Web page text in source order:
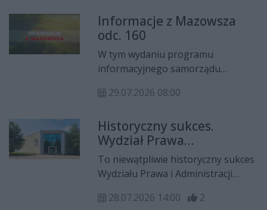
rejonowych. Jak informuje
Prokuratura Okręgowa w Radomiu,
bijąc go pięściami i kopiąc, gdy leżał
na ziemi, narazili pokrzywdzonego
na niebezpieczeństwo ciężkiego
uszczerbku na zdrowiu.
Informacje z Mazowsza
odc. 160
W tym wydaniu programu
informacyjnego samorządu
"Informacje z Mazowsza"
odcinek, w którym zabierzemy
Państwa na wędrówkę po
mazowieckich szlakach filmu i
literatury, śladami bohaterów
filmów i seriali oraz wybitnych
pisarzy.
29.07.2026 08:00
Historyczny sukces.
Wydział Prawa
Uniwersytetu
Radomskiego z elitarną
kategorią
To niewątpliwie historyczny sukces
Wydziału Prawa i Administracji
Uzyskał on kategorią naukową A w
28.07.2026 14:00 2